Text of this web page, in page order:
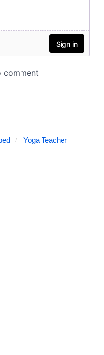
Yoga Teacher